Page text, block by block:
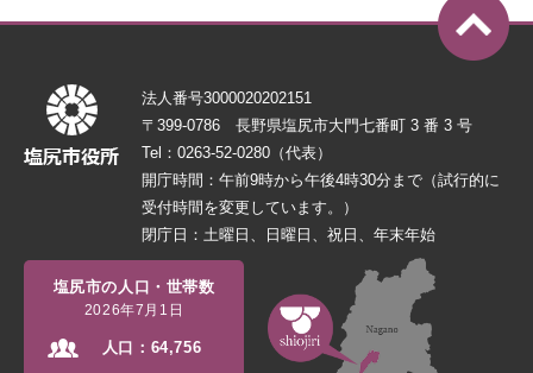
法人番号3000020202151
〒399-0786 長野県塩尻市大門七番町 3 番 3 号
Tel：0263-52-0280（代表）
開庁時間：午前9時から午後4時30分まで（試行的に
受付時間を変更しています。）
閉庁日：土曜日、日曜日、祝日、年末年始
塩尻市の人口・世帯数
2026年7月1日
人口： 64,756